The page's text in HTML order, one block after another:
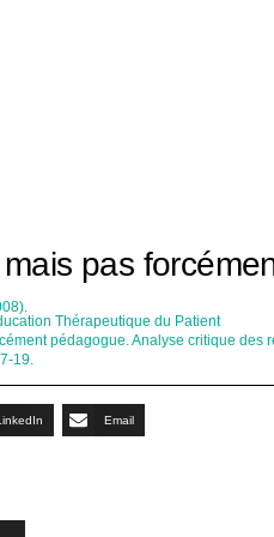
pas
Thérapeutique du Patient
pédagogue. Analyse critique
19.
Email